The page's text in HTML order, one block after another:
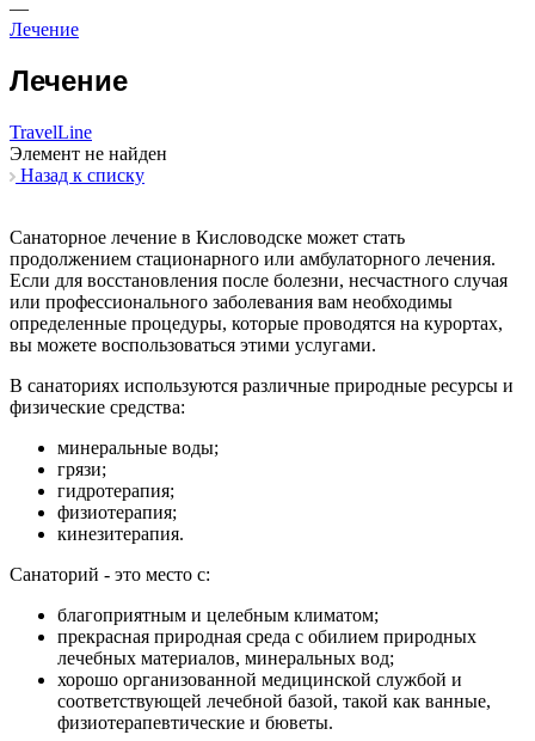
—
Лечение
Лечение
TravelLine
Элемент не найден
Назад к списку
Санаторное лечение в Кисловодске может стать
продолжением стационарного или амбулаторного лечения.
Если для восстановления после болезни, несчастного случая
или профессионального заболевания вам необходимы
определенные процедуры, которые проводятся на курортах,
вы можете воспользоваться этими услугами.
В санаториях используются различные природные ресурсы и
физические средства:
минеральные воды;
грязи;
гидротерапия;
физиотерапия;
кинезитерапия.
Санаторий - это место с:
благоприятным и целебным климатом;
прекрасная природная среда с обилием природных
лечебных материалов, минеральных вод;
хорошо организованной медицинской службой и
соответствующей лечебной базой, такой как ванные,
физиотерапевтические и бюветы.